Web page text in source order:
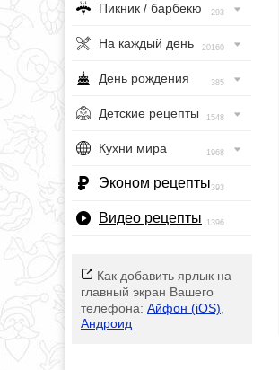
Пикник / барбекю 293
На каждый день 20160
День рождения 385
Детские рецепты 1548
Кухни мира 1968
Эконом рецепты393
Видео рецепты 1396
Как добавить ярлык на
главный экран Вашего
телефона: Айфон (iOS)
Андроид